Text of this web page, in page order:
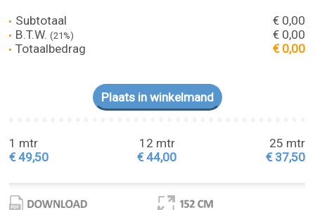
Subtotaal
€ 0,00
B.T.W.(21%)
€ 0,00
Totaalbedrag
€ 0,00
1 mtr
€ 49,50
12 mtr
€ 44,00
25 mtr
€ 37,50